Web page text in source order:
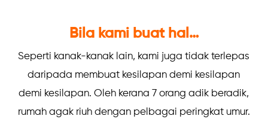
Bila kami buat hal…
Seperti kanak-kanak lain, kami juga tidak terlepas
daripada membuat kesilapan demi kesilapan
demi kesilapan. Oleh kerana 7 orang adik beradik,
rumah agak riuh dengan pelbagai peringkat umur.